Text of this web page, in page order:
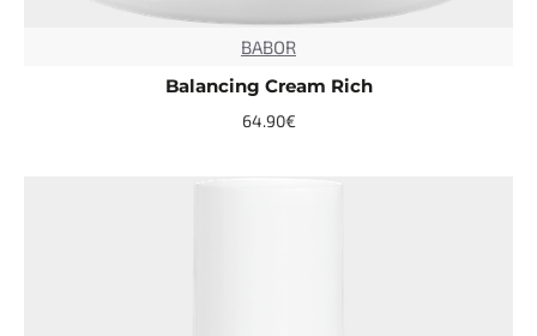
BABOR
Balancing Cream Rich
64.90€